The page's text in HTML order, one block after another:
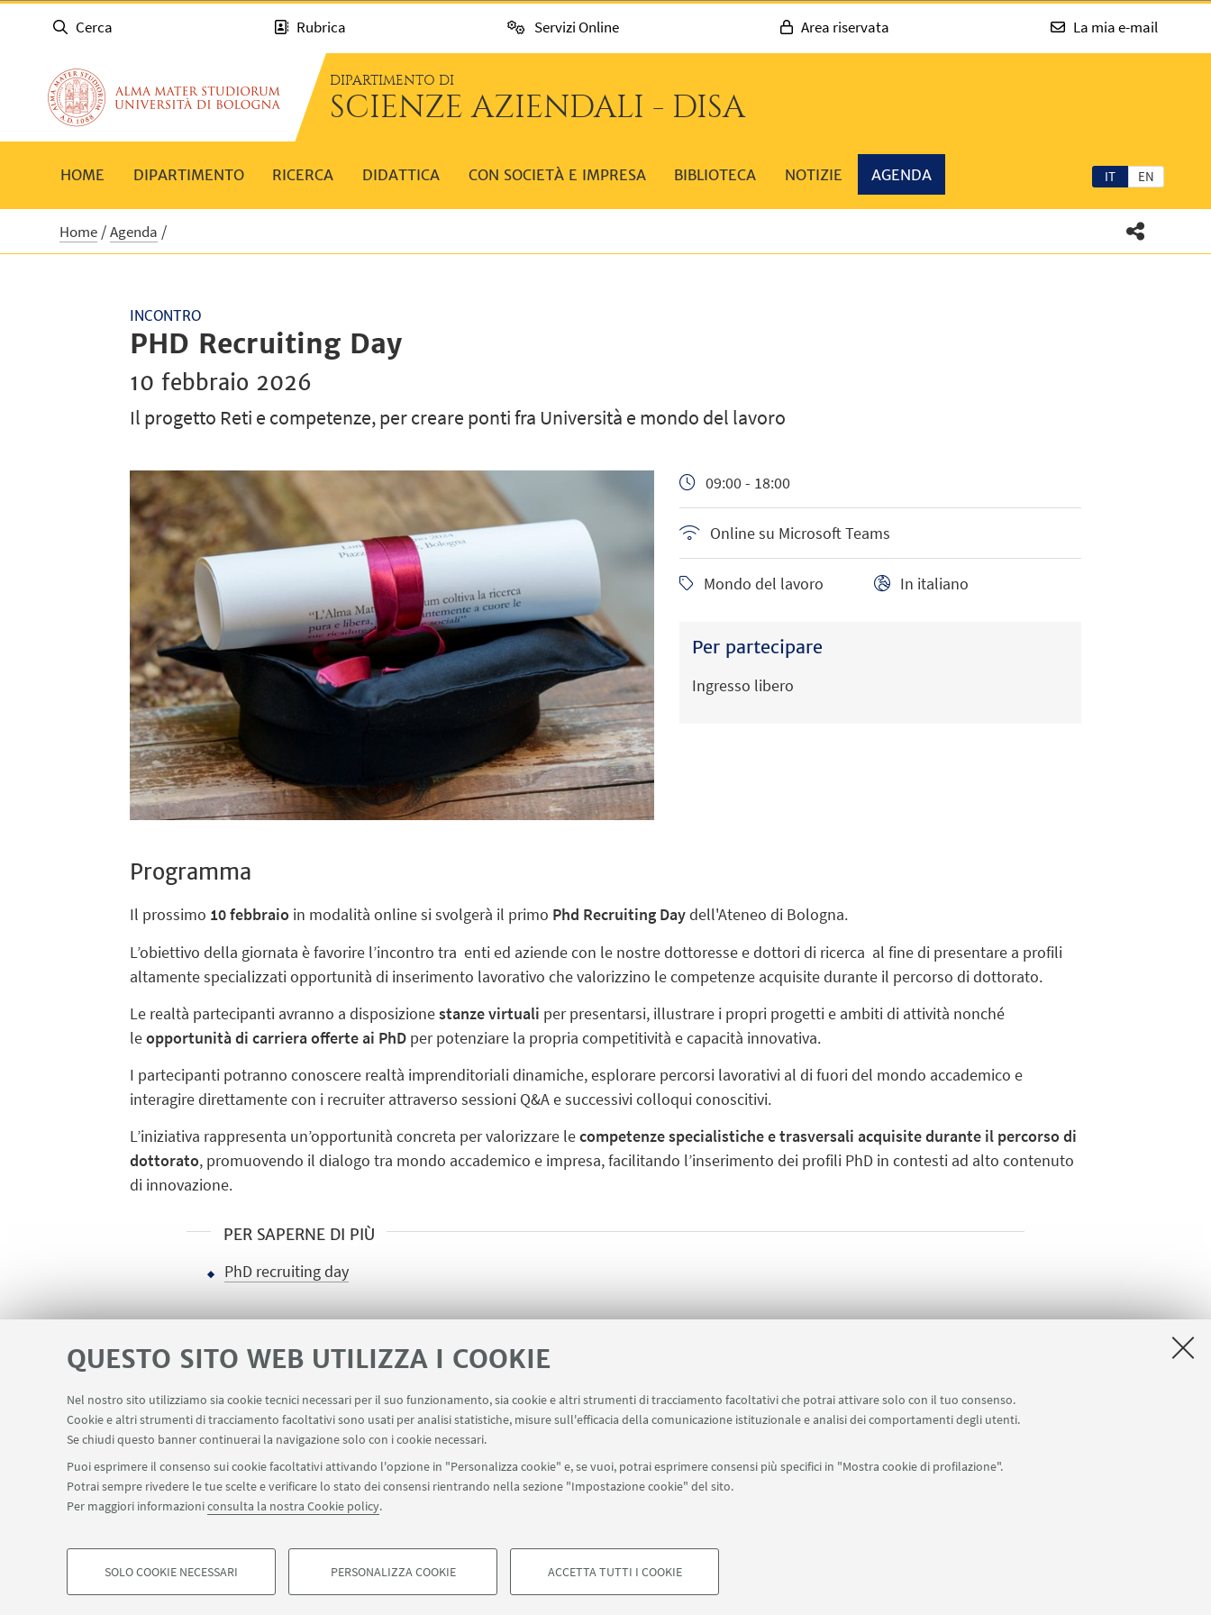
QUESTO SITO WEB UTILIZZA I COOKIE
Nel nostro sito utilizziamo sia cookie tecnici necessari per il suo funzionamento, sia cookie e altri strumenti di tracciamento facoltativi che potrai attivare solo con il tuo consenso.
Cookie e altri strumenti di tracciamento facoltativi sono usati per analisi statistiche, misure sull'efficacia della comunicazione istituzionale e analisi dei comportamenti degli utenti.
Se chiudi questo banner continuerai la navigazione solo con i cookie necessari.
Puoi esprimere il consenso sui cookie facoltativi attivando l'opzione in "Personalizza cookie" e, se vuoi, potrai esprimere consensi più specifici in "Mostra cookie di profilazione".
Potrai sempre rivedere le tue scelte e verificare lo stato dei consensi rientrando nella sezione "Impostazione cookie" del sito.
Per maggiori informazioniconsulta la nostra Cookie policy.
COOKIE DI PROFILAZIONE - FACOLTATIVI COOKIE TECNICI - NECESSARI
SOLO COOKIE NECESSARI PERSONALIZZA COOKIE ACCETTA TUTTI I COOKIE
Cerca Rubrica Servizi Online Area riservata La mia e-mail
DIPARTIMENTO DI
SCIENZE AZIENDALI - DISA
IT EN
HOME DIPARTIMENTO RICERCA DIDATTICA CON SOCIETÀ E IMPRESA BIBLIOTECA NOTIZIE AGENDA
Home Agenda
INCONTRO
PHD Recruiting Day
10 febbraio 2026
Il progetto Reti e competenze, per creare ponti fra Università e mondo del lavoro
09:00 - 18:00
Online su Microsoft Teams
Mondo del lavoro In italiano
Per partecipare
Ingresso libero
Programma
Il prossimo 10 febbraioin modalità online si svolgerà il primo Phd Recruiting Daydell'Ateneo di Bologna.
L’obiettivo della giornata è favorire l’incontro tra enti ed aziende con le nostre dottoresse e dottori di ricerca al fine di presentare a profili
altamente specializzati opportunità di inserimento lavorativo che valorizzino le competenze acquisite durante il percorso di dottorato.
Le realtà partecipanti avranno a disposizionestanze virtuali per presentarsi, illustrare i propri progetti e ambiti di attività nonché
leopportunità di carriera offerte ai PhDper potenziare la propria competitività e capacità innovativa.
I partecipanti potranno conoscere realtà imprenditoriali dinamiche, esplorare percorsi lavorativi al di fuori del mondo accademico e
interagire direttamente con i recruiter attraverso sessioni Q&A e successivi colloqui conoscitivi.
L’iniziativa rappresenta un’opportunità concreta per valorizzare lecompetenze specialistiche e trasversali acquisite durante il percorso di
dottorato, promuovendo il dialogo tra mondo accademico e impresa, facilitando l’inserimento dei profili PhD in contesti ad alto contenuto
di innovazione.
PER SAPERNE DI PIÙ
PhD recruiting day
LINK UTILI Area riservata Contatti
SEGUI IL DIPARTIMENTO SU: SEGUI UNIBO SU:
©Copyright 2026 - ALMA MATER STUDIORUM - Università di Bologna - Via Zamboni, 33 - 40126 Bologna - PI: 01131710376 - CF: 80007010376
Note legali Informazioni sul sito e accessibilità Impostazioni Cookie